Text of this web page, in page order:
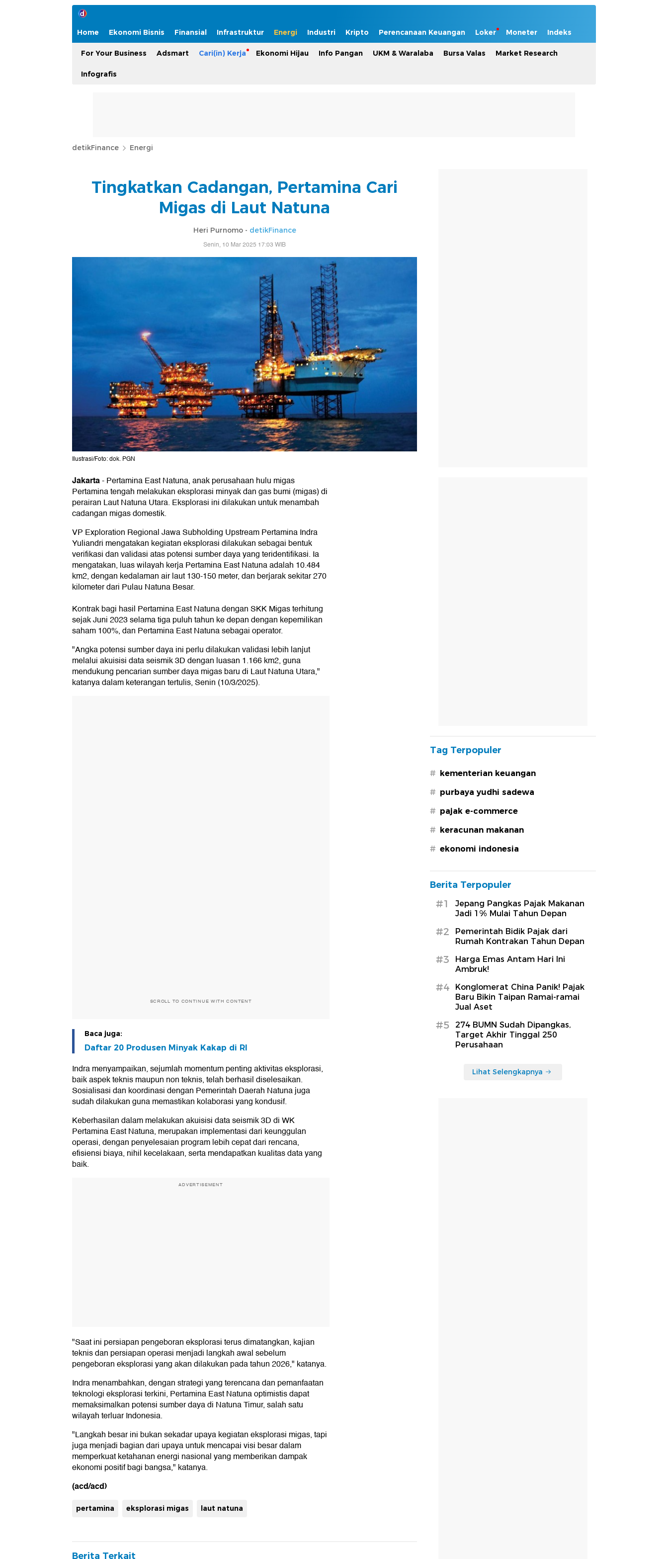
Home Ekonomi Bisnis Finansial Infrastruktur Energi Industri Kripto Perencanaan Keuangan Loker Moneter Indeks
For Your Business Adsmart Cari(in) Kerja Ekonomi Hijau Info Pangan UKM & Waralaba Bursa Valas Market Research
Infografis
detikFinance Energi
Tingkatkan Cadangan, Pertamina Cari
Migas di Laut Natuna
Heri Purnomo - detikFinance
Senin, 10 Mar 2025 17:03 WIB
Ilustrasi/Foto: dok. PGN
Jakarta-Pertamina East Natuna, anak perusahaan hulu migas
Pertamina tengah melakukan eksplorasi minyak dan gas bumi (migas) di
perairan Laut Natuna Utara. Eksplorasi ini dilakukan untuk menambah
cadangan migas domestik.
VP Exploration Regional Jawa Subholding Upstream Pertamina Indra
Yuliandri mengatakan kegiatan eksplorasi dilakukan sebagai bentuk
verifikasi dan validasi atas potensi sumber daya yang teridentifikasi. Ia
mengatakan, luas wilayah kerja Pertamina East Natuna adalah 10.484
km2, dengan kedalaman air laut 130-150 meter, dan berjarak sekitar 270
kilometer dari Pulau Natuna Besar.
Kontrak bagi hasil Pertamina East Natuna dengan SKK Migas terhitung
sejak Juni 2023 selama tiga puluh tahun ke depan dengan kepemilikan
saham 100%, dan Pertamina East Natuna sebagai operator.
"Angka potensi sumber daya ini perlu dilakukan validasi lebih lanjut
melalui akuisisi data seismik 3D dengan luasan 1.166 km2, guna
mendukung pencarian sumber daya migas baru di Laut Natuna Utara,"
katanya dalam keterangan tertulis, Senin (10/3/2025).
SCROLL TO CONTINUE WITH CONTENT
Baca juga:
Daftar 20 Produsen Minyak Kakap di RI
Indra menyampaikan, sejumlah momentum penting aktivitas eksplorasi,
baik aspek teknis maupun non teknis, telah berhasil diselesaikan.
Sosialisasi dan koordinasi dengan Pemerintah Daerah Natuna juga
sudah dilakukan guna memastikan kolaborasi yang kondusif.
Keberhasilan dalam melakukan akuisisi data seismik 3D di WK
Pertamina East Natuna, merupakan implementasi dari keunggulan
operasi, dengan penyelesaian program lebih cepat dari rencana,
efisiensi biaya, nihil kecelakaan, serta mendapatkan kualitas data yang
baik.
ADVERTISEMENT
"Saat ini persiapan pengeboran eksplorasi terus dimatangkan, kajian
teknis dan persiapan operasi menjadi langkah awal sebelum
pengeboran eksplorasi yang akan dilakukan pada tahun 2026," katanya.
Indra menambahkan, dengan strategi yang terencana dan pemanfaatan
teknologi eksplorasi terkini, Pertamina East Natuna optimistis dapat
memaksimalkan potensi sumber daya di Natuna Timur, salah satu
wilayah terluar Indonesia.
"Langkah besar ini bukan sekadar upaya kegiatan eksplorasi migas, tapi
juga menjadi bagian dari upaya untuk mencapai visi besar dalam
memperkuat ketahanan energi nasional yang memberikan dampak
ekonomi positif bagi bangsa," katanya.
(acd/acd)
pertamina eksplorasi migas laut natuna
Berita Terkait
Tag Terpopuler
# kementerian keuangan
# purbaya yudhi sadewa
# pajak e-commerce
# keracunan makanan
# ekonomi indonesia
Berita Terpopuler
#1
Jepang Pangkas Pajak Makanan
Jadi 1% Mulai Tahun Depan
#2
Pemerintah Bidik Pajak dari
Rumah Kontrakan Tahun Depan
#3
Harga Emas Antam Hari Ini
Ambruk!
#4
Konglomerat China Panik! Pajak
Baru Bikin Taipan Ramai-ramai
Jual Aset
#5
274 BUMN Sudah Dipangkas,
Target Akhir Tinggal 250
Perusahaan
Lihat Selengkapnya